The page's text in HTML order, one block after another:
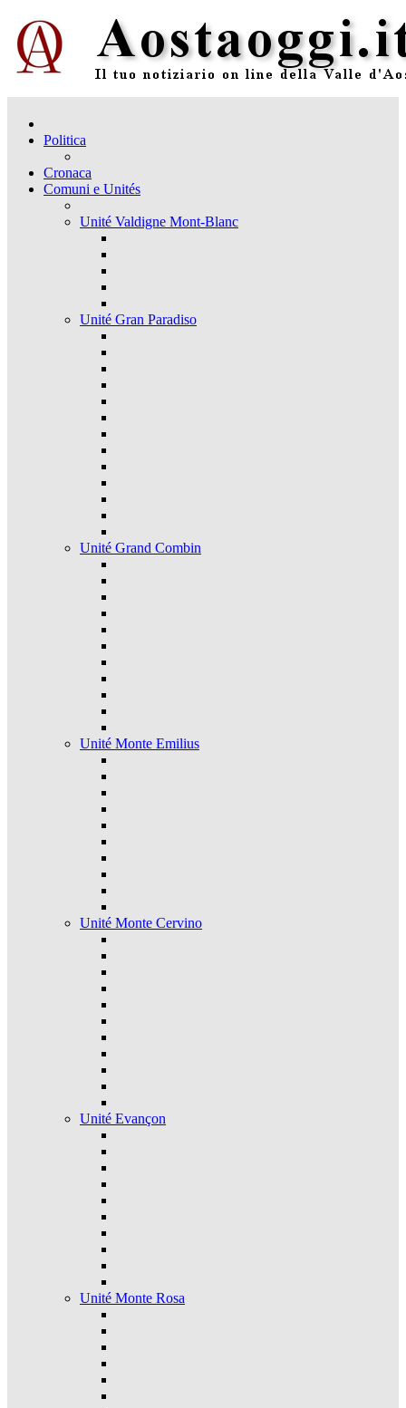
Politica
Cronaca
Comuni e Unités
Unité Valdigne Mont-Blanc
Unité Gran Paradiso
Unité Grand Combin
Unité Monte Emilius
Unité Monte Cervino
Unité Evançon
Unité Monte Rosa